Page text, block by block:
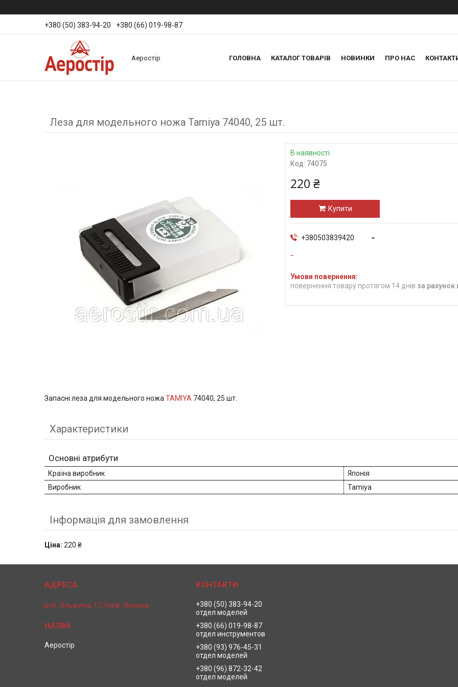
+380 (50) 383-94-20 +380 (66) 019-98-87
Аеростір ГОЛОВНА КАТАЛОГ ТОВАРІВ НОВИНКИ ПРО НАС
Леза для модельного ножа Tamiya 74040, 25 шт.
В наявності
Код: 74075
220 ₴
Купити
+380503839420
повернення товару протягом 14 днів за рахунок
Запасні леза для модельного ножаTAMIYA 74040, 25 шт.
Характеристики
Основні атрибути
Країна виробник
Японія
Виробник
Tamiya
Інформація для замовлення
Ціна: 220 ₴
вул. Ольжича, 17, Київ, Україна
Аеростір
+380 (50) 383-94-20
отдел моделей
+380 (66) 019-98-87
отдел инструментов
+380 (93) 976-45-31
отдел моделей
+380 (96) 872-32-42
отдел моделей